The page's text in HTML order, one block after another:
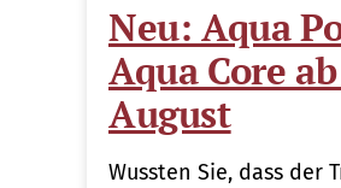
Neu: Aqua
Aqua Core
August
Wussten Sie, dass der